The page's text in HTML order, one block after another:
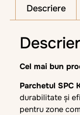
Descriere
Cel mai bun
Parchetul SPC
durabilitate și
pentru zone